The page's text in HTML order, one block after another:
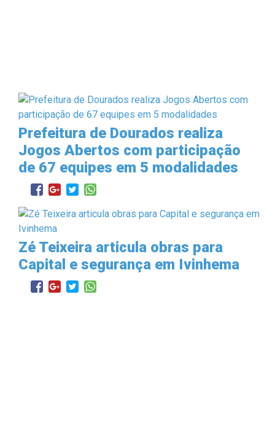
Prefeitura de Dourados realiza
Jogos Abertos com participação
de 67 equipes em 5 modalidades
Zé Teixeira articula obras para
Capital e segurança em Ivinhema